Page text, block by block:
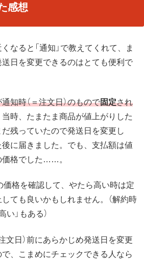
感想
なると「通知」で教えてくれて、ま
日を変更できるのはとても便利で
知時（＝注文日）のもので固定され
時、たまたま商品が値上がりした
残っていたので発送日を変更し
に届きました。でも、支払額は値
価格でした……。
価格を確認して、やたら高い時は定
ても良いかもしれません。（解約時
」もある）
文日）前にあらかじめ発送日を変更
、こまめにチェックできる人なら